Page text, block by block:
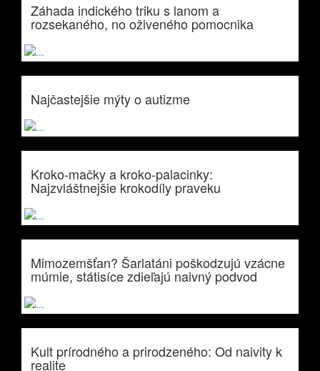
Záhada indického triku s lanom a
rozsekaného, no oživeného pomocnika
Najčastejšie mýty o autizme
Kroko-mačky a kroko-palacinky:
Najzvláštnejšie krokodíly praveku
Mimozemšťan? Šarlatáni poškodzujú vzácne
múmie, státisíce zdieľajú naivný podvod
Kult prírodného a prirodzeného: Od naivity k
realite